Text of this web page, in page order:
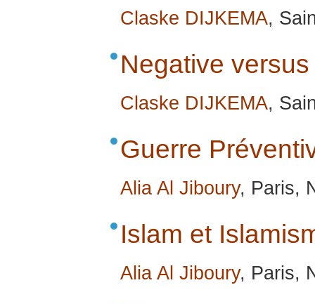
Claske DIJKEMA,
Negative
Claske DIJKEMA,
Guerre
Alia Al Jiboury, Paris,
Islam et
Alia Al Jiboury, Paris,